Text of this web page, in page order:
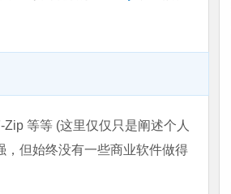
等等 (这里仅仅只是阐述个人
，但始终没有一些商业软件做得